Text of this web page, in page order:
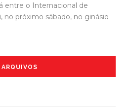
entre o Internacional de
no próximo sábado, no ginásio
ARQUIVOS